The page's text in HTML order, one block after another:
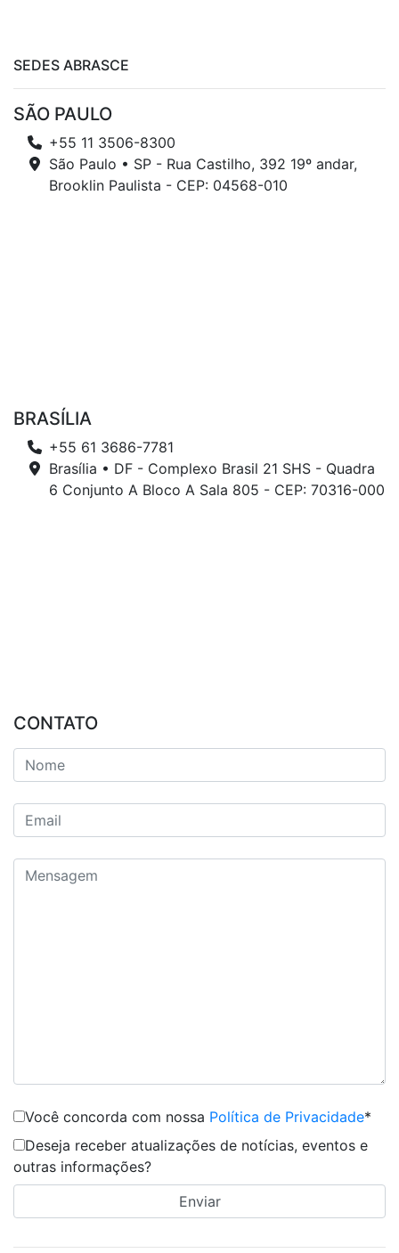
SEDES ABRASCE
SÃO PAULO
+55 11 3506-8300
São Paulo • SP - Rua Castilho, 392 19º andar,
Brooklin Paulista - CEP: 04568-010
BRASÍLIA
+55 61 3686-7781
Brasília • DF - Complexo Brasil 21 SHS - Quadra
6 Conjunto A Bloco A Sala 805 - CEP: 70316-000
CONTATO
Você concorda com nossa Política de Privacidade*
Deseja receber atualizações de notícias, eventos e
outras informações?